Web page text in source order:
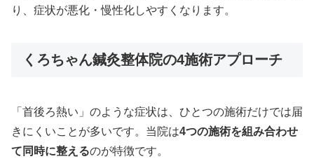
り、症状が悪化・慢性化しやすくなります。
くろちゃん鍼灸整体院の4施術アプローチ
「首後ろ熱い」のような症状は、ひとつの施術だけでは届
きにくいことが多いです。当院は4つの施術を組み合わせ
て同時に整えるのが特徴です。